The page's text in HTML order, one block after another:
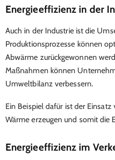
Energieeffizienz in der
Auch in der Industrie ist die
Produktionsprozesse können
Abwärme zurückgewonnen
Maßnahmen können
Umweltbilanz verbessern.
Ein Beispiel dafür ist der
Wärme erzeugen und somit die
Energieeffizienz im